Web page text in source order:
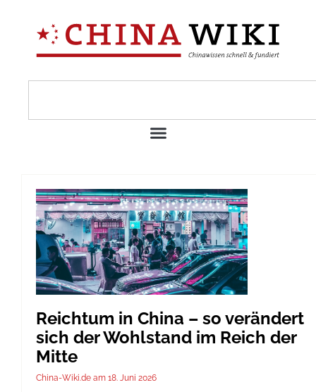
Reichtum in China – so verändert
sich der Wohlstand im Reich der
Mitte
China-Wiki.de 18. Juni 2026